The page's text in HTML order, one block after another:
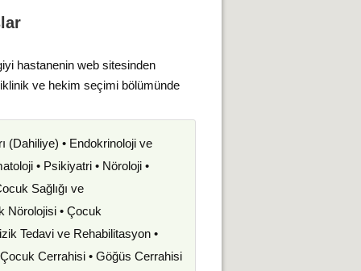
hastanenin web sitesinden
ve hekim seçimi bölümünde
(Dahiliye) • Endokrinoloji ve
• Psikiyatri • Nöroloji •
Sağlığı ve
Nörolojisi • Çocuk
Tedavi ve Rehabilitasyon •
Cerrahisi • Göğüs Cerrahisi